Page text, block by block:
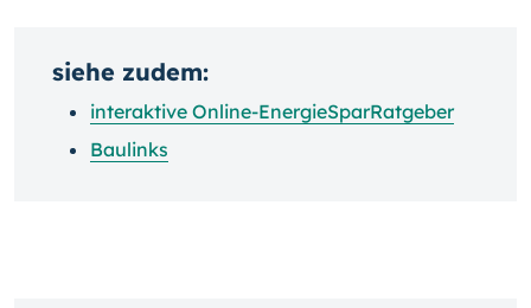
siehe zudem:
interaktive Online-EnergieSparRatgeber
Baulinks